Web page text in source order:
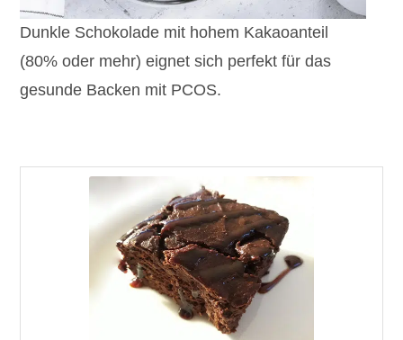
Dunkle Schokolade mit hohem Kakaoanteil
(80% oder mehr) eignet sich perfekt für das
gesunde Backen mit PCOS.